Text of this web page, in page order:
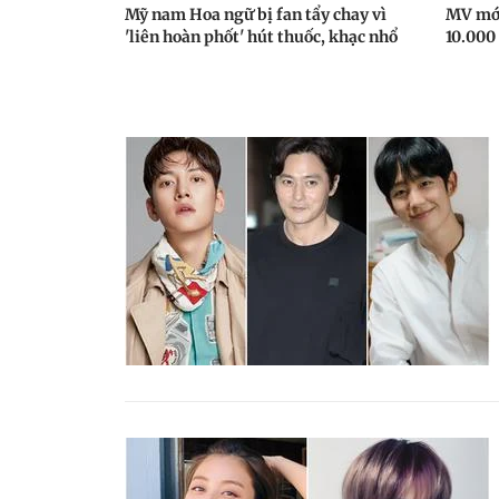
Mỹ nam Hoa ngữ bị fan tẩy chay vì
'liên hoàn phốt' hút thuốc, khạc nhổ
MV